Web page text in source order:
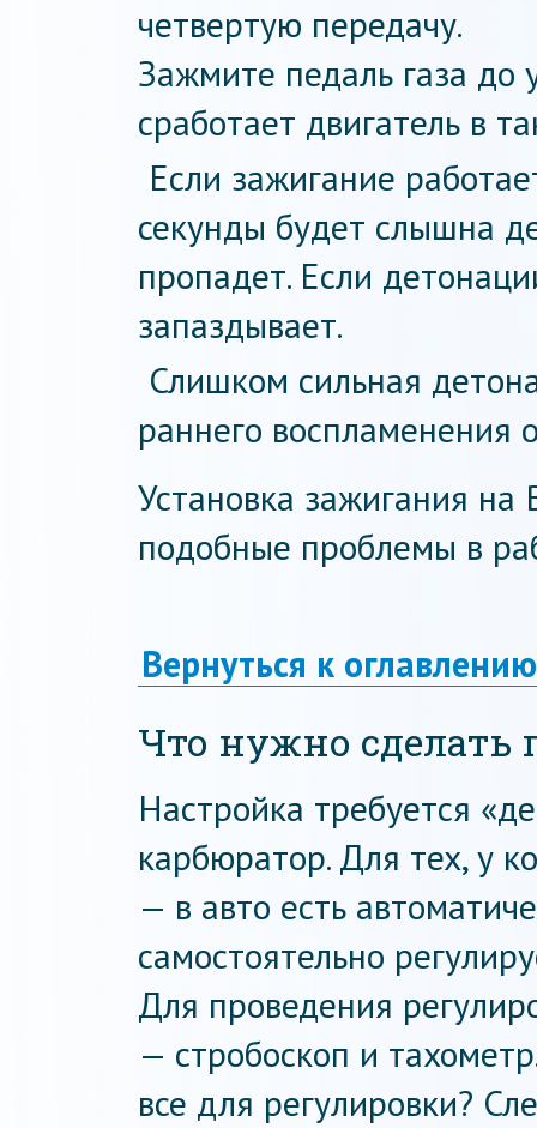
четвертую передачу.
Зажмите педаль газа до
сработает двигатель в
Если зажигание
секунды будет слышна
пропадет. Если
запаздывает.
Слишком сильная
раннего воспламенения
Установка зажигания
подобные проблемы в
Вернуться к оглавлению
Что нужно сделать
Настройка требуется
карбюратор. Для тех, у
— в авто есть
самостоятельно
Для проведения
— стробоскоп и
все для регулировки?